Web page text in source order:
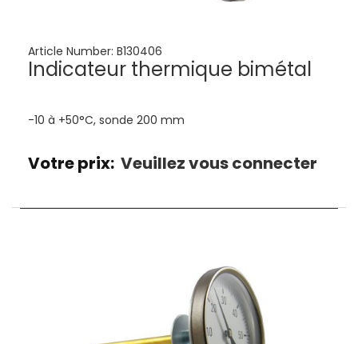
Article Number: B130406
Indicateur thermique bimétal
-10 à +50°C, sonde 200 mm
Votre prix: Veuillez vous connecter